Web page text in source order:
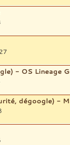
- OS Lineage
dégoogle) -